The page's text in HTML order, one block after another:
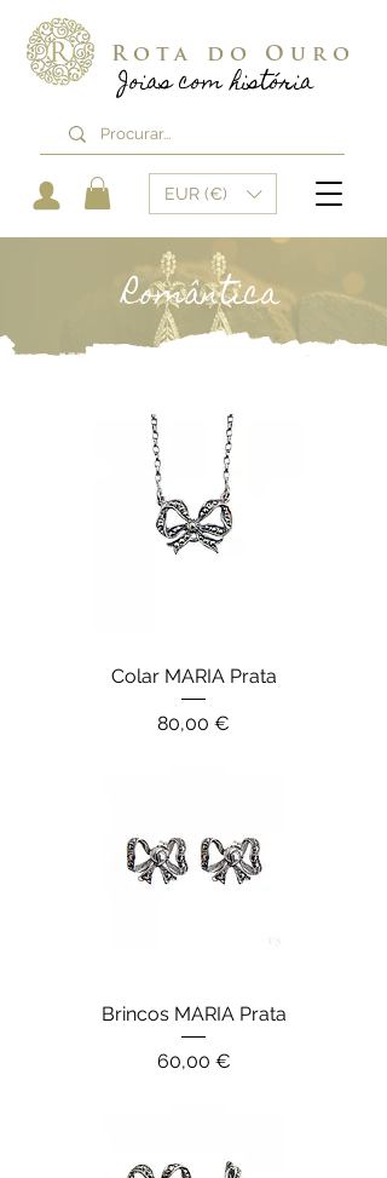
Joias com história
Rota do Ouro
EUR (€)
Romântica
Colar MARIA Prata
Preço
80,00 €
Brincos MARIA Prata
Preço
60,00 €